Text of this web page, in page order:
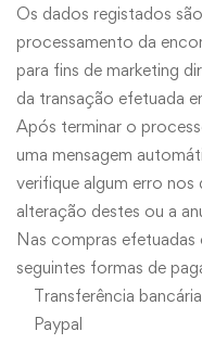
Os dados registados
processamento da
para fins de marketing
da transação efetuada
Após terminar o
uma mensagem
verifique algum erro
alteração destes ou a
Nas compras efetuadas
seguintes formas de
Transferência bancária
Paypal